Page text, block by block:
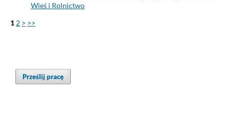
Wieś i Rolnictwo
1 2 > >>
Prześlij pracę